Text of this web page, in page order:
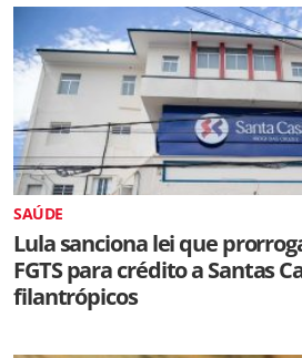
SAÚDE
Lula sanciona lei que
FGTS para crédito a Santas
filantrópicos